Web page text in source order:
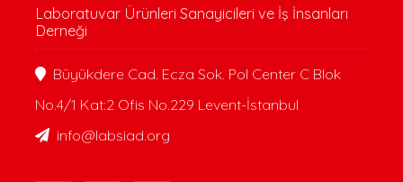
Laboratuvar Ürünleri Sanayicileri ve İş İnsanları
Derneği
Büyükdere Cad. Ecza Sok. Pol Center C Blok
No.4/1 Kat:2 Ofis No.229 Levent-İstanbul
info@labsiad.org